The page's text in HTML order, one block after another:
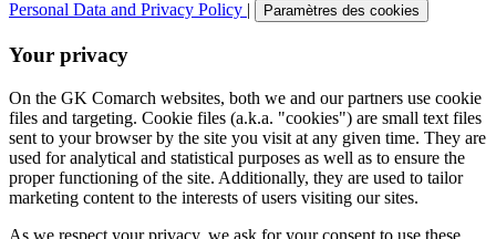
Personal Data and Privacy Policy | Paramètres des cookies
Your privacy
On the GK Comarch websites, both we and our partners use cookie
files and targeting. Cookie files (a.k.a. "cookies") are small text files
sent to your browser by the site you visit at any given time. They are
used for analytical and statistical purposes as well as to ensure the
proper functioning of the site. Additionally, they are used to tailor
marketing content to the interests of users visiting our sites.
As we respect your privacy, we ask for your consent to use these